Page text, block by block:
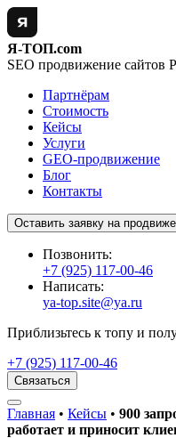
Я-ТОП.com
SEO продвижение сайтов
Партнёрам
Стоимость
Кейсы
Услуги
GEO-продвижение
Блог
Контакты
Оставить заявку на
Позвонить:
+7 (925) 117-00-46
Написать:
ya-top.site@ya.ru
Приблизьтесь к топу и
+7 (925) 117-00-46
Связаться
Главная • Кейсы • 900
работает и приносит